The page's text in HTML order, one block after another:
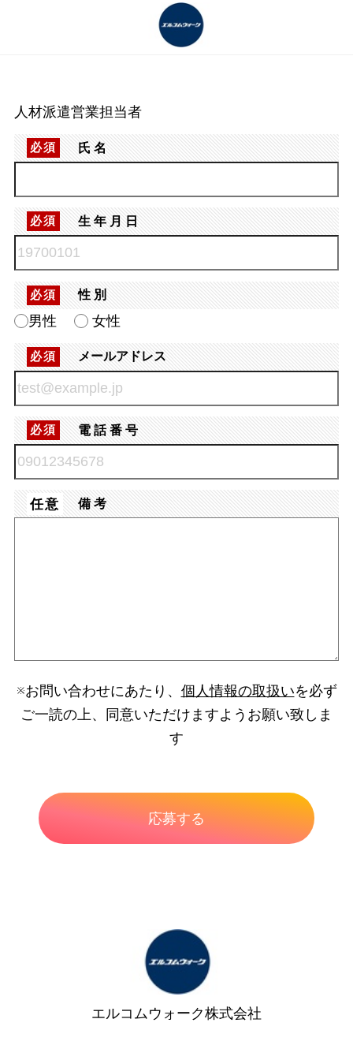
人材派遣営業担当者
必須 氏名
必須 生年月日
必須 性別
男性 女性
必須 メールアドレス
必須 電話番号
任意 備考
※お問い合わせにあたり、 個人情報の取扱いを必ず
ご一読の上、同意いただけますようお願い致しま
す
エルコムウォーク株式会社